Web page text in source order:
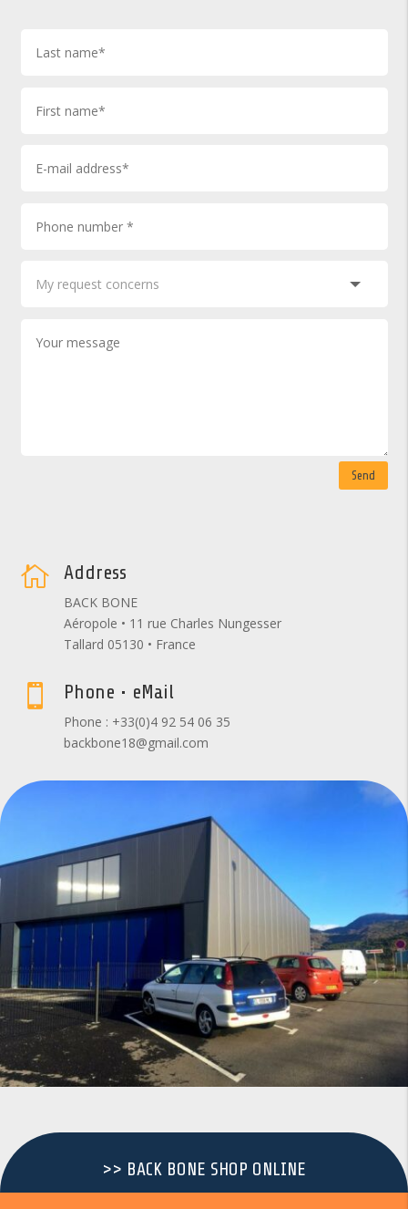
Send
 Address
BACK BONE
Aéropole • 11 rue Charles Nungesser
Tallard 05130 • France
 Phone • eMail
Phone : +33(0)4 92 54 06 35
backbone18@gmail.com
>> BACK BONE SHOP ONLINE